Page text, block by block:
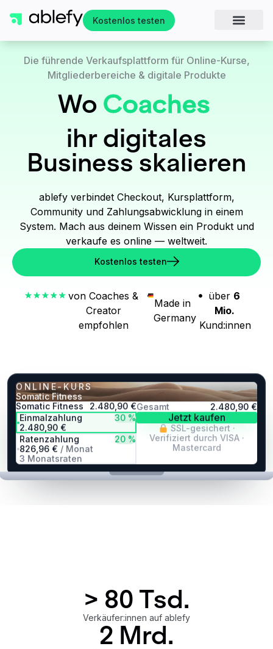
Kostenlos testen
Die führende Verkaufsplattform für Online-Kurse,
Mitgliederbereiche & digitale Produkte
Wo Coaches
ihr digitales
Business skalieren
ablefy verbindet Checkout, Kursplattform,
Community und Zahlungsabwicklung in einem
System. Mach aus deinem Wissen ein Produkt und
verkaufe es online — weltweit.
Kostenlos testen
von Coaches &
Creator
empfohlen
Made in
Germany
über 6
Mio.
Kund:innen
ONLINE-KURS
Somatic Fitness
Nur noch kurze Zeit! Dein Platz ist reserviert für04:46
Somatic Fitness
2.480,90 €
Einmalzahlung
30 %
2.480,90 €
Ratenzahlung
20 %
826,96 € / Monat
3 Monatsraten
Masterclass-E-Ticket
hinzufügen
bei
Gesamt 2.480,90 €
Jetzt kaufen
SSL-gesichert ·
Verifiziert durch VISA ·
Mastercard
Verkäufer:innen auf ablefy
> 80 Tsd.
2 Mrd.